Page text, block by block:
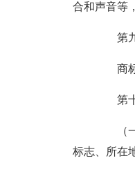
合和声音等
第九
商标
第十
（一
标志、所在